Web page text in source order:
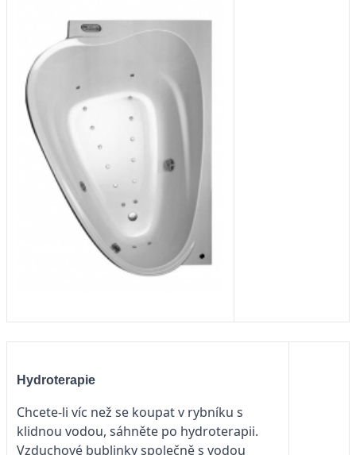
Hydroterapie
Chcete-li víc než se koupat v rybníku s
klidnou vodou, sáhněte po hydroterapii.
Vzduchové bublinky společně s vodou